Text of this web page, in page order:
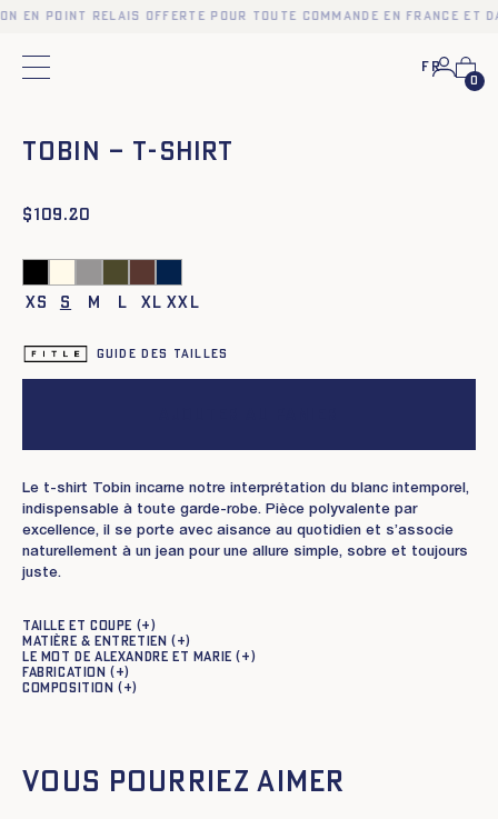
toute
Fr
0
TOBIN – T-SHIRT
$ 109.20
XS S M L XL XXL
Guide des tailles
Le t-shirt Tobin incarne notre interprétation du blanc intemporel,
indispensable à toute garde-robe. Pièce polyvalente par
excellence, il se porte avec aisance au quotidien et s’associe
naturellement à un jean pour une allure simple, sobre et toujours
juste.
Taille et coupe
Matière & entretien
Le mot de Alexandre et Marie
Fabrication
Composition
Vous pourriez aimer